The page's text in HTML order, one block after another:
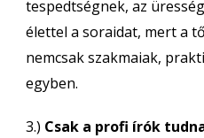
tespedtségnek, az
élettel a soraidat, mert a
nemcsak szakmaiak,
egyben.
3.) Csak a profi írók